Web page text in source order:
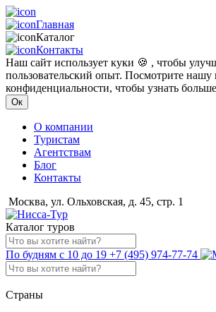
Главная
Каталог
Контакты
Наш сайт использует куки 🍪 , чтобы
пользовательский опыт. Посмотрите нашу
конфиденциальности, чтобы узнать больше
Ок
О компании
Туристам
Агентствам
Блог
Контакты
Москва, ул. Ольховская, д. 45, стр. 1
Каталог туров
По будням с 10 до 19 +7 (495) 974-77-74
Страны